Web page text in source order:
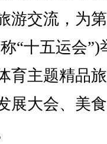
游交流，为
“十五运会”)
育主题精品
展大会、美